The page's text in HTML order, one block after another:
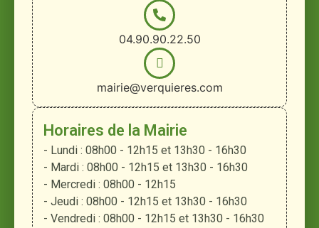
04.90.90.22.50
mairie@verquieres.com
Horaires de la Mairie
- Lundi : 08h00 - 12h15 et 13h30 - 16h30
- Mardi : 08h00 - 12h15 et 13h30 - 16h30
- Mercredi : 08h00 - 12h15
- Jeudi : 08h00 - 12h15 et 13h30 - 16h30
- Vendredi : 08h00 - 12h15 et 13h30 - 16h30